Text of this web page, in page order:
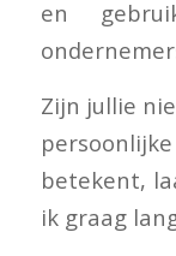
en
Zijn jullie
betekent,
ik graag